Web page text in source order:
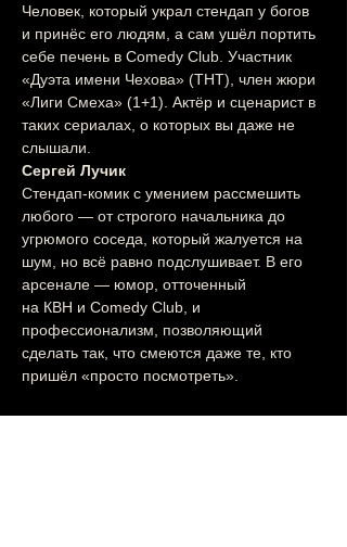
Человек, который украл стендап у богов
и принёс его людям, а сам ушёл портить
себе печень в Comedy Club. Участник
«Дуэта имени Чехова» (ТНТ), член жюри
«Лиги Смеха» (1+1). Актёр и сценарист в
таких сериалах, о которых вы даже не
слышали.
Сергей Лучик
Стендап-комик с умением рассмешить
любого — от строгого начальника до
угрюмого соседа, который жалуется на
шум, но всё равно подслушивает. В его
арсенале — юмор, отточенный
на КВН и Comedy Club, и
профессионализм, позволяющий
сделать так, что смеются даже те, кто
пришёл «просто посмотреть».
Пальма, готовься.Будет смешно,